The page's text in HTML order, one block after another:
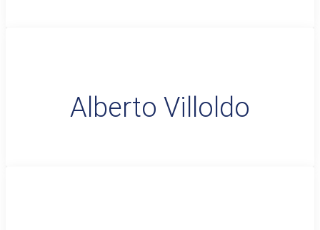
Alberto Villoldo